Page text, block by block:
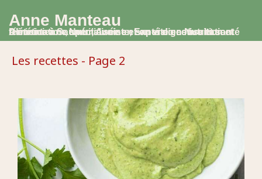
Anne Manteau
Diététicienne Nutritionniste, Experte en Nutrition et Alimentation, spécialisée en santé digestive et santé féminine à Saumur, Avoine et en visio consultation
Les recettes - Page 2